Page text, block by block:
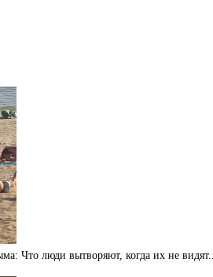
Что люди вытворяют, когда их не видят...